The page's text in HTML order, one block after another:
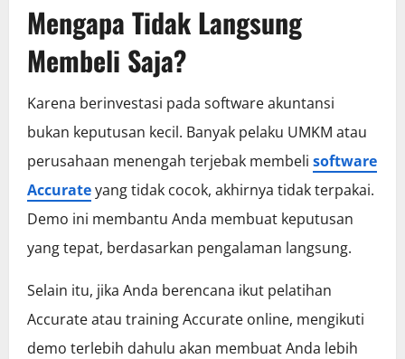
Mengapa Tidak Langsung
Membeli Saja?
Karena berinvestasi pada software akuntansi
bukan keputusan kecil. Banyak pelaku UMKM atau
perusahaan menengah terjebak membeli software
Accurateyang tidak cocok, akhirnya tidak terpakai.
Demo ini membantu Anda membuat keputusan
yang tepat, berdasarkan pengalaman langsung.
Selain itu, jika Anda berencana ikut pelatihan
Accurate atau training Accurate online, mengikuti
demo terlebih dahulu akan membuat Anda lebih